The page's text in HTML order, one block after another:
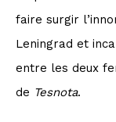
faire surgir
Leningrad et
entre les deux
de Tesnota.